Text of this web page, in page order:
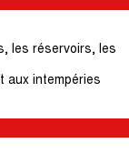
les réservoirs, les
aux intempéries